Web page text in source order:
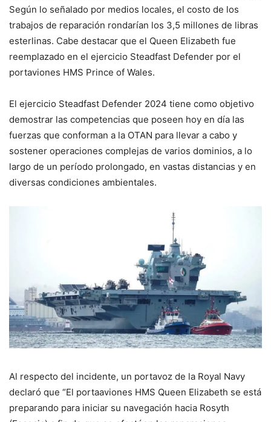
Según lo señalado por medios locales, el costo de los
trabajos de reparación rondarían los 3,5 millones de libras
esterlinas. Cabe destacar que el Queen Elizabeth fue
reemplazado en el ejercicio Steadfast Defender por el
portaviones HMS Prince of Wales.
El ejercicio Steadfast Defender 2024 tiene como objetivo
demostrar las competencias que poseen hoy en día las
fuerzas que conforman a la OTAN para llevar a cabo y
sostener operaciones complejas de varios dominios, a lo
largo de un período prolongado, en vastas distancias y en
diversas condiciones ambientales.
Al respecto del incidente, un portavoz de la Royal Navy
declaró que “El portaaviones HMS Queen Elizabeth se está
preparando para iniciar su navegación hacia Rosyth